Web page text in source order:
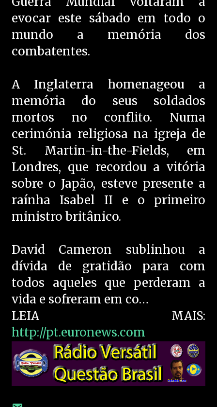
evocar este sábado em todo o
mundo a memória dos
combatentes.
A Inglaterra homenageou a
memória do seus soldados
mortos no conflito. Numa
cerimónia religiosa na igreja de
St. Martin-in-the-Fields, em
Londres, que recordou a vitória
sobre o Japão, esteve presente a
raínha Isabel II e o primeiro
ministro britânico.
David Cameron sublinhou a
dívida de gratidão para com
todos aqueles que perderam a
vida e sofreram em co…
LEIA MAIS:
http://pt.euronews.com